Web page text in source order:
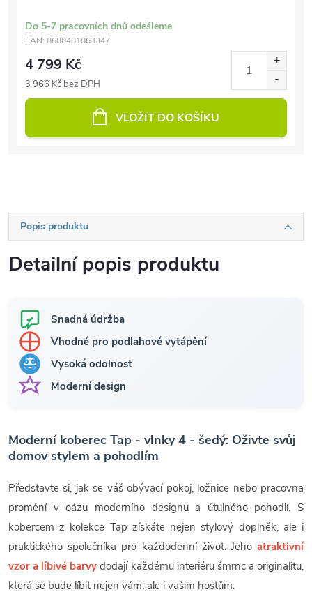
Do 5-7 pracovních dnů odešleme
EAN: 8680401863347
4 799 Kč
3 966 Kč bez DPH
VLOŽIT DO KOŠÍKU
Popis produktu
Detailní popis produktu
Snadná údržba
Vhodné pro podlahové vytápění
Vysoká odolnost
Moderní design
Moderní koberec Tap - vlnky 4 - šedý: Oživte svůj
domov stylem a pohodlím
Představte si, jak se váš obývací pokoj, ložnice nebo pracovna
promění v oázu moderního designu a útulného pohodlí. S
kobercem z kolekce Tap získáte nejen stylový doplněk, ale i
praktického společníka pro každodenní život. Jeho atraktivní
vzor a líbivé barvy dodají každému interiéru šmrnc a originalitu,
která se bude líbit nejen vám, ale i vašim hostům.